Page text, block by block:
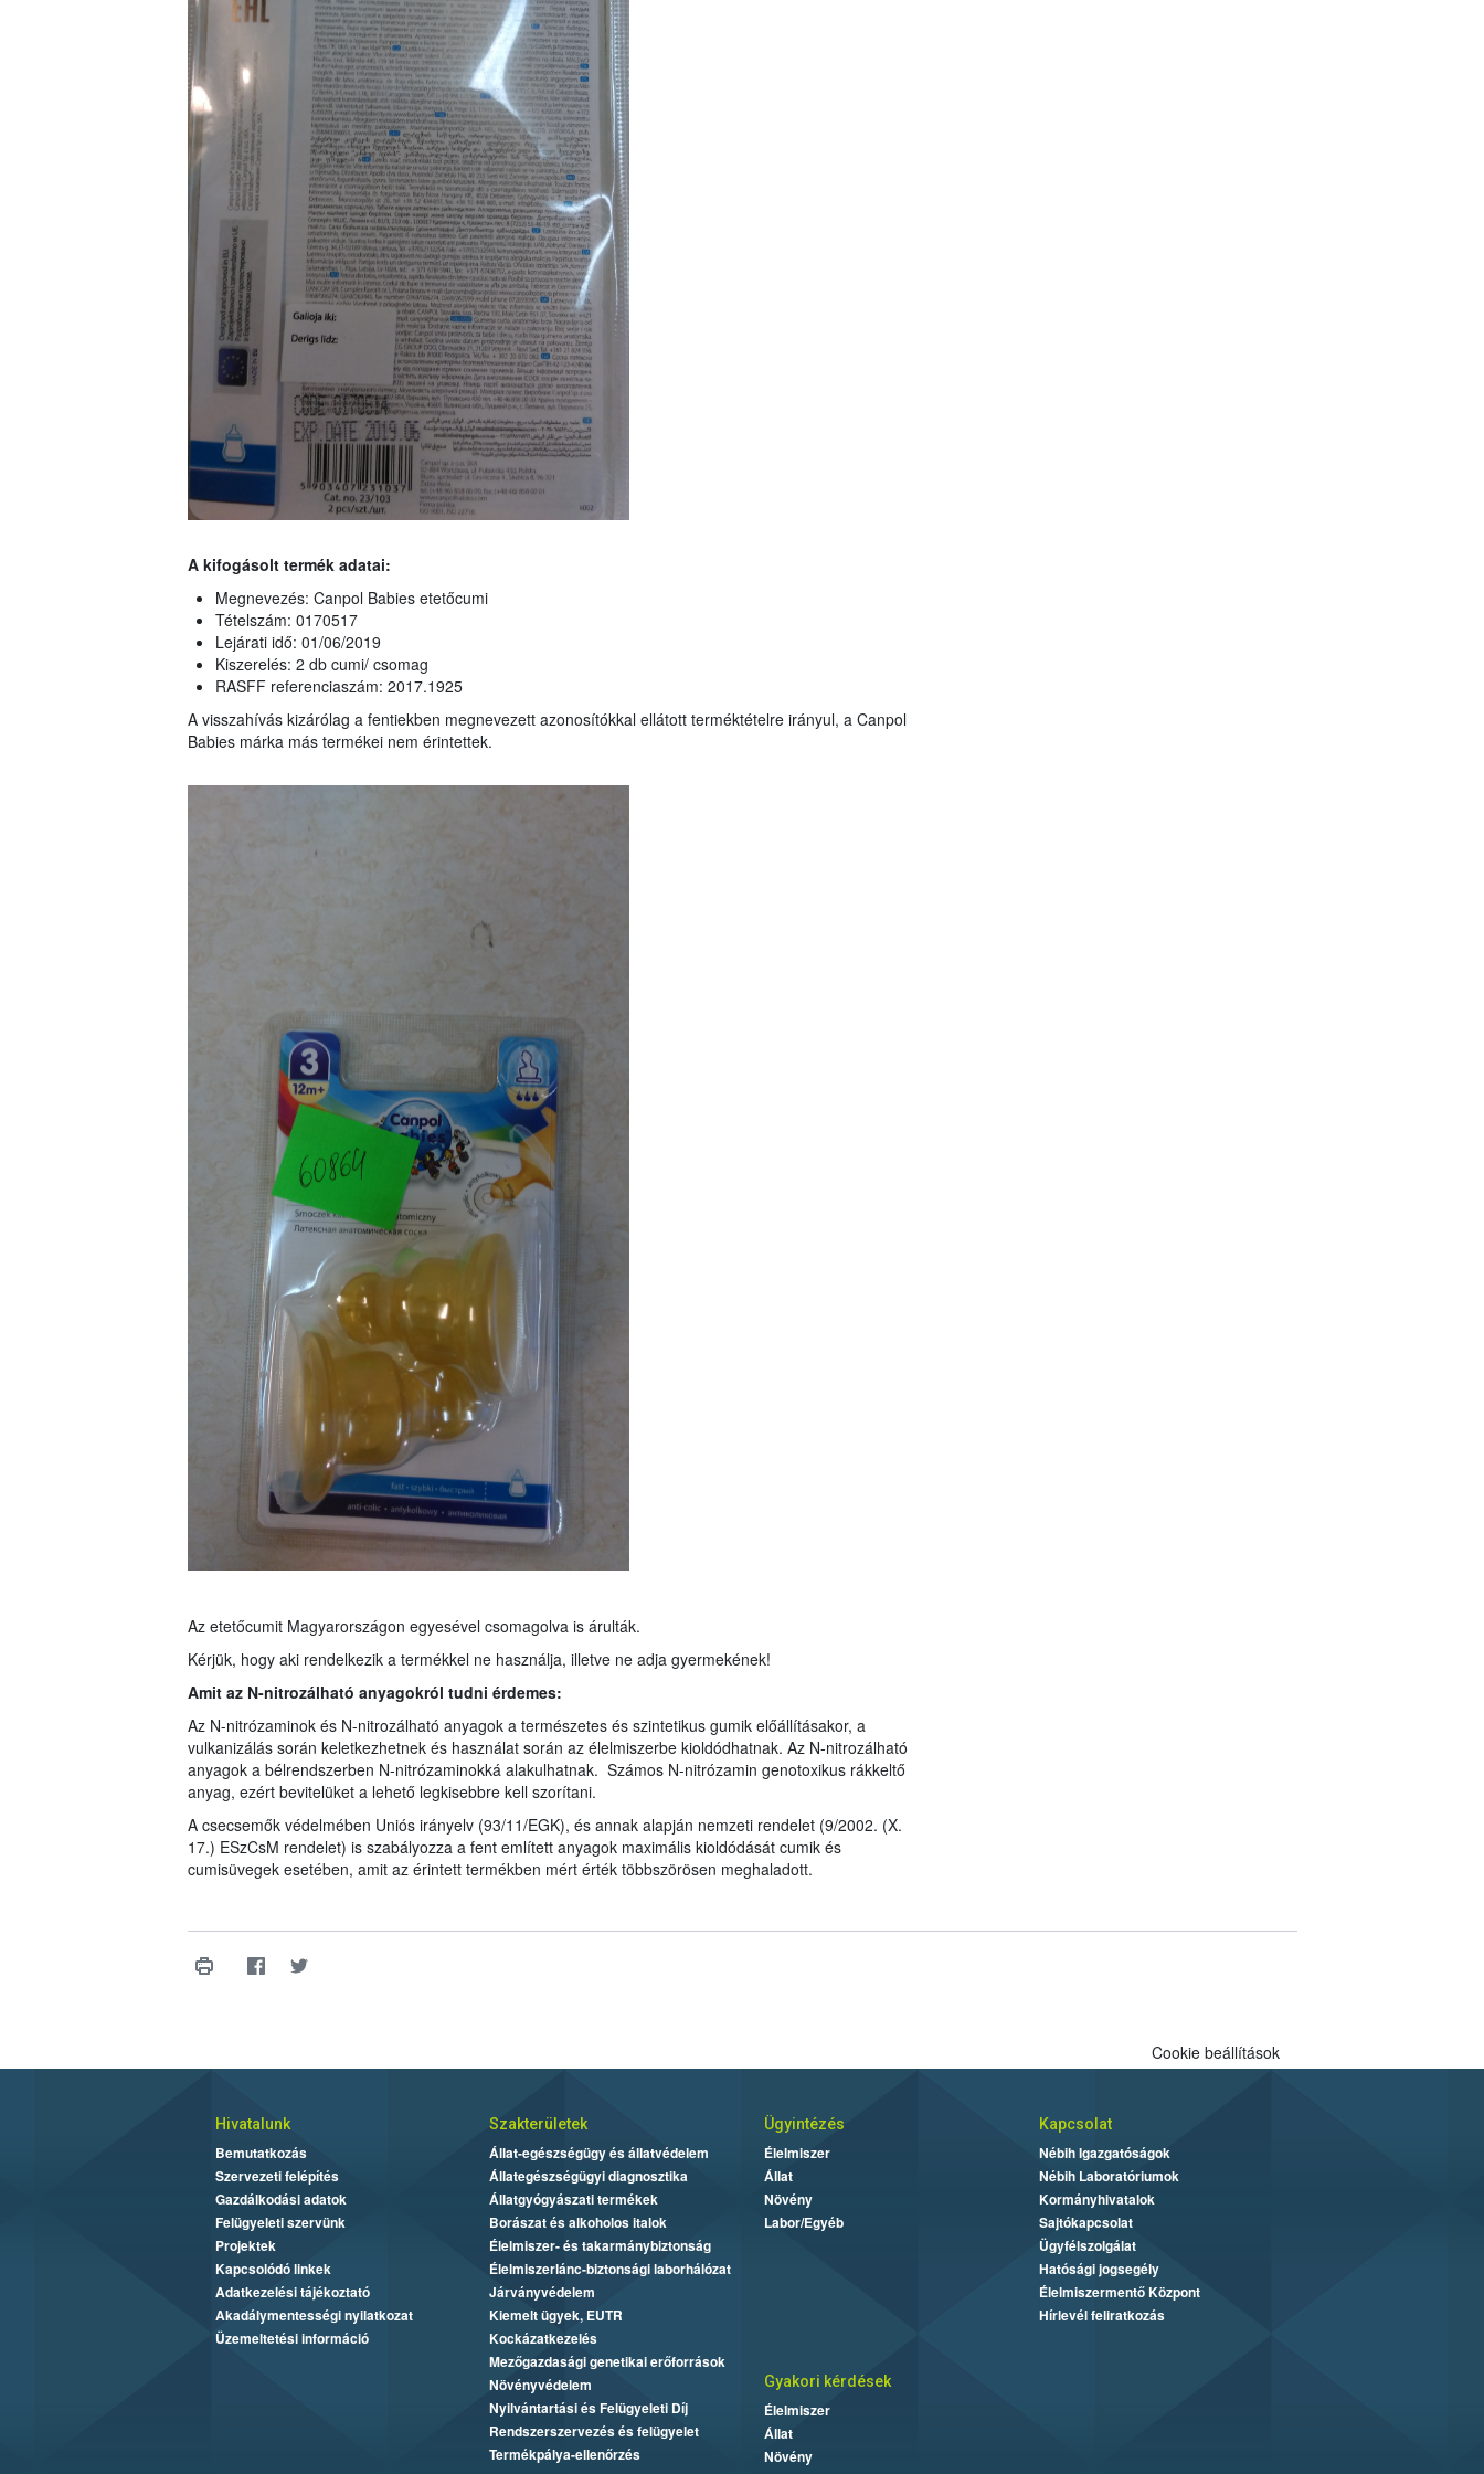
A kifogásolt termék adatai:
Megnevezés: Canpol Babies etetőcumi
Tételszám: 0170517
Lejárati idő: 01/06/2019
Kiszerelés: 2 db cumi/ csomag
RASFF referenciaszám: 2017.1925
A visszahívás kizárólag a fentiekben megnevezett azonosítókkal ellátott terméktételre irányul, a Canpol
Babies márka más termékei nem érintettek.
Az etetőcumit Magyarországon egyesével csomagolva is árulták.
Kérjük, hogy aki rendelkezik a termékkel ne használja, illetve ne adja gyermekének!
Amit az N-nitrozálható anyagokról tudni érdemes:
Az N-nitrózaminok és N-nitrozálható anyagok a természetes és szintetikus gumik előállításakor, a
vulkanizálás során keletkezhetnek és használat során az élelmiszerbe kioldódhatnak. Az N-nitrozálható
anyagok a bélrendszerben N-nitrózaminokká alakulhatnak. Számos N-nitrózamin genotoxikus rákkeltő
anyag, ezért bevitelüket a lehető legkisebbre kell szorítani.
A csecsemők védelmében Uniós irányelv (93/11/EGK), és annak alapján nemzeti rendelet (9/2002. (X.
17.) ESzCsM rendelet) is szabályozza a fent említett anyagok maximális kioldódását cumik és
cumisüvegek esetében, amit az érintett termékben mért érték többszörösen meghaladott.
Cookie beállítások
Hivatalunk
Bemutatkozás
Szervezeti felépítés
Gazdálkodási adatok
Felügyeleti szervünk
Projektek
Kapcsolódó linkek
Adatkezelési tájékoztató
Akadálymentességi nyilatkozat
Üzemeltetési információ
Szakterületek
Állat-egészségügy és állatvédelem
Állategészségügyi diagnosztika
Állatgyógyászati termékek
Borászat és alkoholos italok
Élelmiszer- és takarmánybiztonság
Élelmiszerlánc-biztonsági laborhálózat
Járványvédelem
Kiemelt ügyek, EUTR
Kockázatkezelés
Mezőgazdasági genetikai erőforrások
Növényvédelem
Nyilvántartási és Felügyeleti Díj
Rendszerszervezés és felügyelet
Termékpálya-ellenőrzés
Ügyintézés
Élelmiszer
Állat
Növény
Labor/Egyéb
Kapcsolat
Nébih Igazgatóságok
Nébih Laboratóriumok
Kormányhivatalok
Sajtókapcsolat
Ügyfélszolgálat
Hatósági jogsegély
Élelmiszermentő Központ
Hírlevél feliratkozás
Gyakori kérdések
Élelmiszer
Állat
Növény